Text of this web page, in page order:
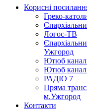
Корисні
Греко-
Логос-ТВ
Ужгород
Ютюб
Ютюб канал
РАДІО 7
Пряма
м.Ужгород
Контакти